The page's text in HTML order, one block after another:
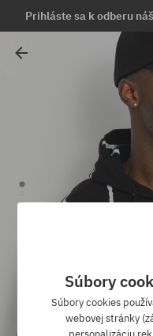
Prihláste sa k odberu
Súbory
Súbory cookies
webovej stránky